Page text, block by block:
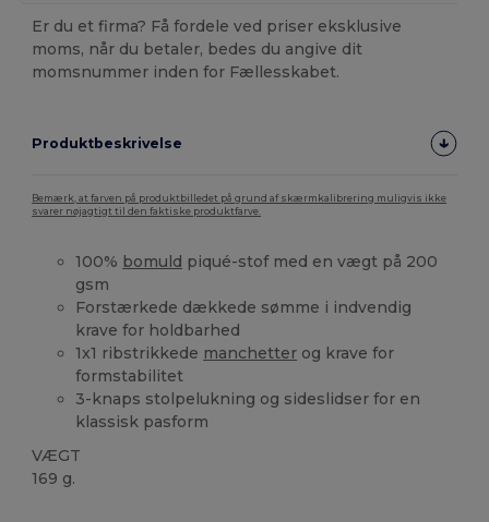
Er du et firma? Få fordele ved priser eksklusive
moms, når du betaler, bedes du angive dit
momsnummer inden for Fællesskabet.
Produktbeskrivelse
Bemærk, at farven på produktbilledet på grund af skærmkalibrering muligvis ikke
svarer nøjagtigt til den faktiske produktfarve.
100% bomuld piqué-stof med en vægt på 200
gsm
Forstærkede dækkede sømme i indvendig
krave for holdbarhed
1x1 ribstrikkede manchetter og krave for
formstabilitet
3-knaps stolpelukning og sideslidser for en
klassisk pasform
VÆGT
169 g.